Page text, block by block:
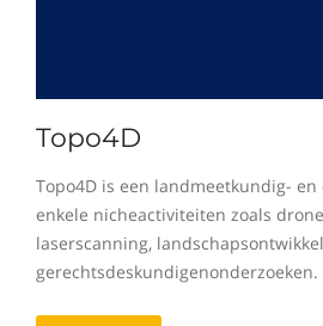
Topo4D
Topo4D is een landmeetkundig-
enkele nicheactiviteiten zoals
laserscanning,
gerechtsdeskundigenonderzoeken.